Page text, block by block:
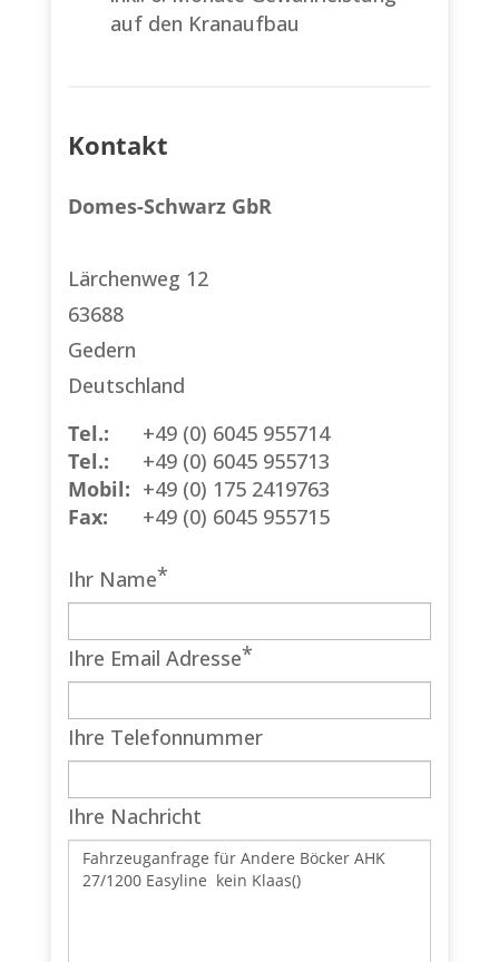
auf den Kranaufbau
Kontakt
Domes-Schwarz GbR
Lärchenweg 12
63688
Gedern
Deutschland
Tel.:
+49 (0) 6045 955714
Tel.:
+49 (0) 6045 955713
Mobil: +49 (0) 175 2419763
Fax:
+49 (0) 6045 955715
Ihr Name*
Ihre Email Adresse*
Ihre Telefonnummer
Ihre Nachricht